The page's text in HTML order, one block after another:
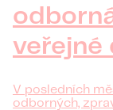
veřejné
V posledních
odborných,